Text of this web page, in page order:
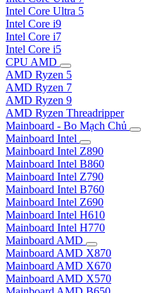
Intel Core Ultra 5
Intel Core i9
Intel Core i7
Intel Core i5
CPU AMD
AMD Ryzen 5
AMD Ryzen 7
AMD Ryzen 9
AMD Ryzen Threadripper
Mainboard - Bo Mạch Chủ
Mainboard Intel
Mainboard Intel Z890
Mainboard Intel B860
Mainboard Intel Z790
Mainboard Intel B760
Mainboard Intel Z690
Mainboard Intel H610
Mainboard Intel H770
Mainboard AMD
Mainboard AMD X870
Mainboard AMD X670
Mainboard AMD X570